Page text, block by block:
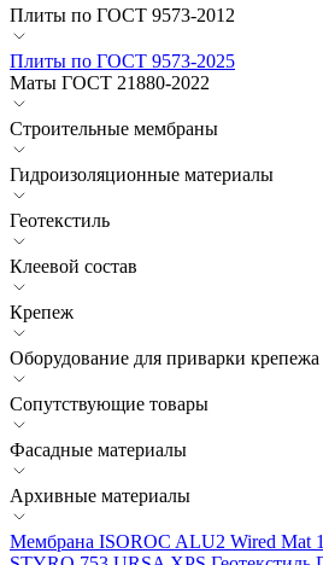
Плиты по ГОСТ 9573-2012
Плиты по ГОСТ 9573-2025
Маты ГОСТ 21880-2022
Строительные мембраны
Гидроизоляционные материалы
Геотекстиль
Клеевой состав
Крепеж
Оборудование для приварки крепежа
Сопутствующие товары
Фасадные материалы
Архивные материалы
Мембрана ISOROC ALU2 Wired Mat